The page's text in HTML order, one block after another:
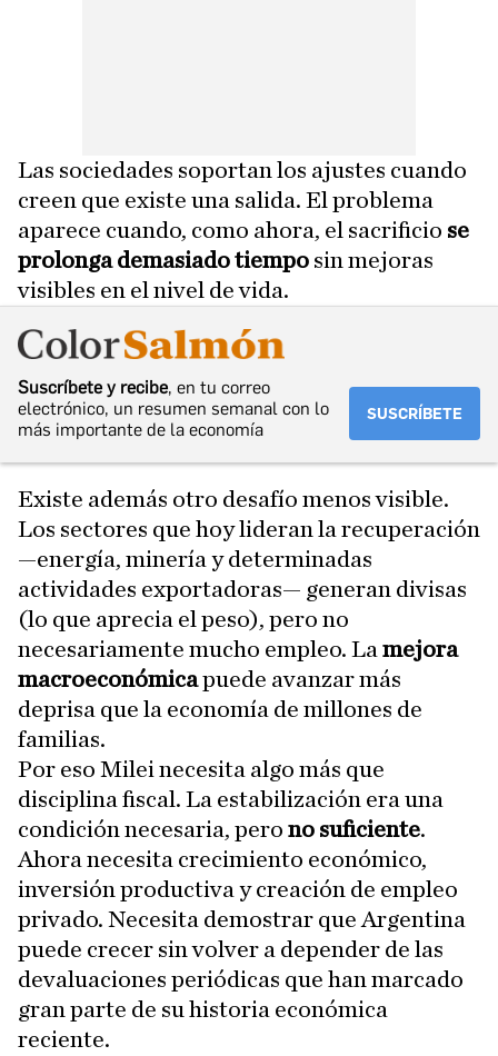
Las sociedades soportan los ajustes cuando
creen que existe una salida. El problema
aparece cuando, como ahora, el sacrificio se
prolonga demasiado tiempo sin mejoras
visibles en el nivel de vida.
Suscríbete y recibe, en tu correo
electrónico, un resumen semanal con lo
más importante de la economía
SUSCRÍBETE
Existe además otro desafío menos visible.
Los sectores que hoy lideran la recuperación
—energía, minería y determinadas
actividades exportadoras— generan divisas
(lo que aprecia el peso), pero no
necesariamente mucho empleo. La mejora
macroeconómicapuede avanzar más
deprisa que la economía de millones de
familias.
Por eso Milei necesita algo más que
disciplina fiscal. La estabilización era una
condición necesaria, pero no suficiente.
Ahora necesita crecimiento económico,
inversión productiva y creación de empleo
privado. Necesita demostrar que Argentina
puede crecer sin volver a depender de las
devaluaciones periódicas que han marcado
gran parte de su historia económica
reciente.